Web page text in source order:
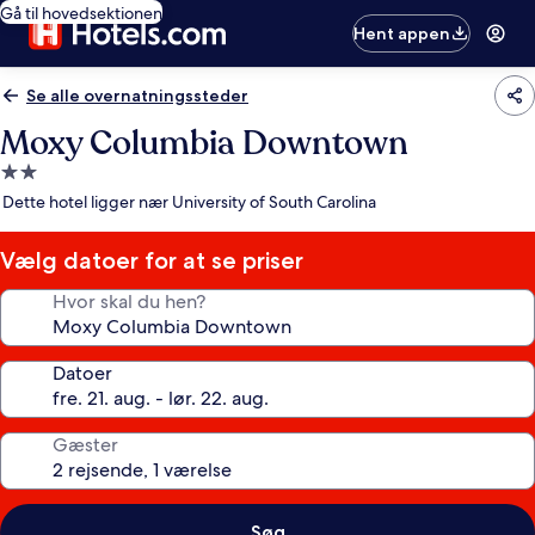
Gå til hovedsektionen
Hent appen
Se alle overnatningssteder
Moxy Columbia Downtown
2.0-
stjernet
Dette hotel ligger nær University of South Carolina
Vælg datoer for at se priser
Hvor skal du hen?
Datoer
Gæster